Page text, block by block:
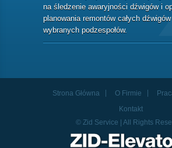
na śledzenie awaryjności dźwigów i
planowania remontów całych
wybranych podzespołów.
Strona Główna O Firmie
Kontakt
© Zid Service | All Rights